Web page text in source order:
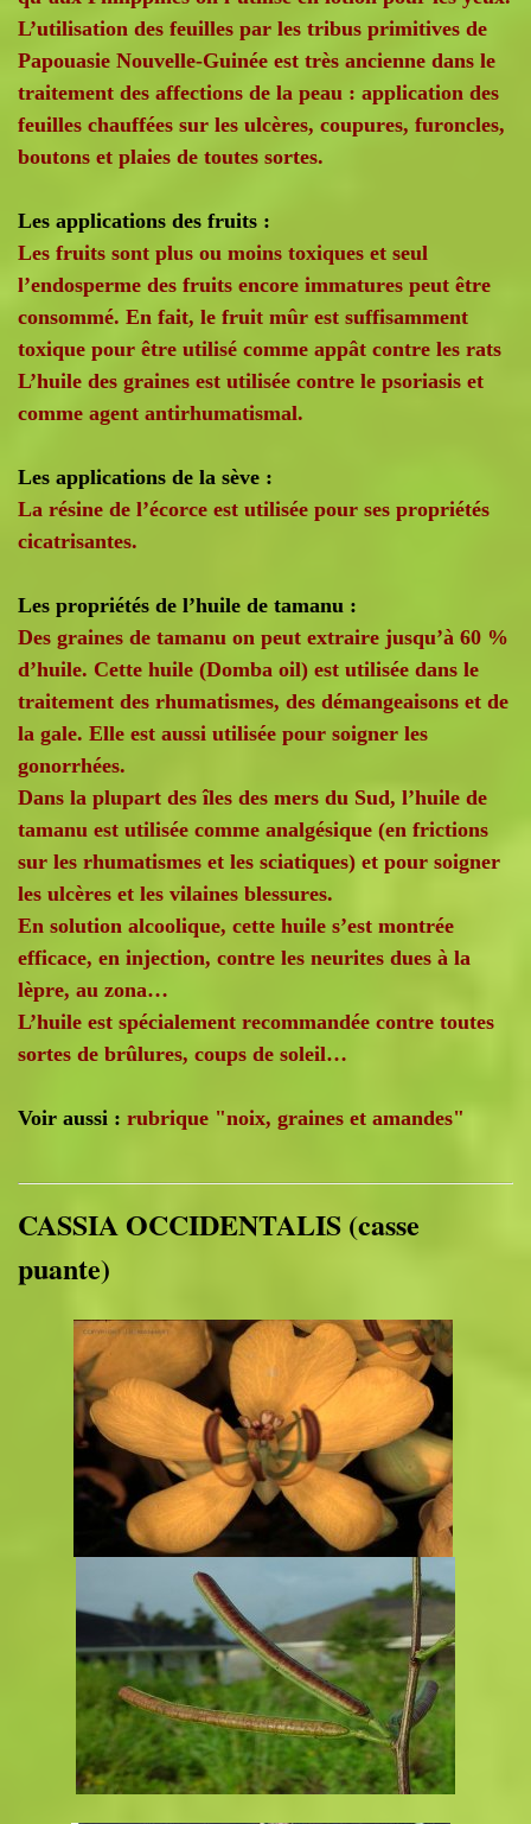
L’utilisation des feuilles par les tribus primitives de
Papouasie Nouvelle-Guinée est très ancienne dans le
traitement des affections de la peau : application des
feuilles chauffées sur les ulcères, coupures, furoncles,
boutons et plaies de toutes sortes.
Les applications des fruits :
Les fruits sont plus ou moins toxiques et seul
l’endosperme des fruits encore immatures peut être
consommé. En fait, le fruit mûr est suffisamment
toxique pour être utilisé comme appât contre les rats
L’huile des graines est utilisée contre le psoriasis et
comme agent antirhumatismal.
Les applications de la sève :
La résine de l’écorce est utilisée pour ses propriétés
cicatrisantes.
Les propriétés de l’huile de tamanu :
Des graines de tamanu on peut extraire jusqu’à 60 %
d’huile. Cette huile (Domba oil) est utilisée dans le
traitement des rhumatismes, des démangeaisons et de
la gale. Elle est aussi utilisée pour soigner les
gonorrhées.
Dans la plupart des îles des mers du Sud, l’huile de
tamanu est utilisée comme analgésique (en frictions
sur les rhumatismes et les sciatiques) et pour soigner
les ulcères et les vilaines blessures.
En solution alcoolique, cette huile s’est montrée
efficace, en injection, contre les neurites dues à la
lèpre, au zona…
L’huile est spécialement recommandée contre toutes
sortes de brûlures, coups de soleil…
Voir aussi : rubrique "noix, graines et amandes"
CASSIA OCCIDENTALIS (casse
puante)